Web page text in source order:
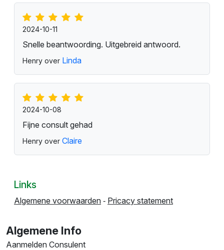
2024-10-11
Snelle beantwoording. Uitgebreid antwoord.
Henry over Linda
2024-10-08
Fijne consult gehad
Henry over Claire
Links
Algemene voorwaarden ‐ Pricacy statement
Algemene Info
Aanmelden Consulent